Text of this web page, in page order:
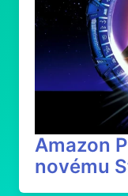
Amazon
novému